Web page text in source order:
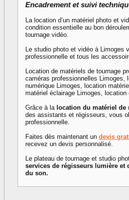
Encadrement et suivi
La location d’un matériel photo et
condition essentielle au bon
tournage vidéo.
Le studio photo et vidéo à Limoges
professionnelle et tous les
Location de matériels de tournage
caméras professionnelles Limoges,
numérique Limoges, location
matériel éclairage Limoges,
Grâce à la location du matériel de
des assistants et régisseurs, vous
professionnelle.
Faites dès maintenant un devis
recevez un devis personnalisé.
Le plateau de tournage et studio
services de régisseurs lumière et
du son.